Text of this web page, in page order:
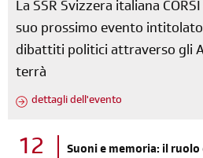
La SSR Svizzera italiana
suo prossimo evento
dibattiti politici attraverso gli
terrà
dettagli dell'evento
12
Suoni e memoria: il